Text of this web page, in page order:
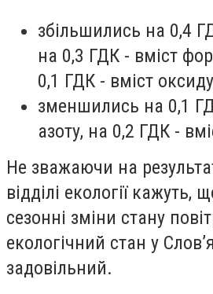
збільшились на 0,4
на 0,3 ГДК - вміст
0,1 ГДК - вміст
зменшились на 0,1
азоту, на 0,2 ГДК -
Не зважаючи на
відділі екології кажуть,
сезонні зміни стану
екологічний стан у
задовільний.